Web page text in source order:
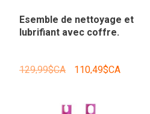
Esemble de nettoyage et
lubrifiant avec coffre.
129,99$CA 110,49$CA